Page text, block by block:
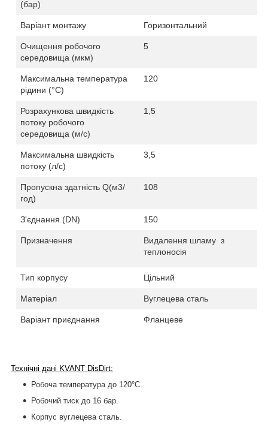
(бар)
Варіант монтажу Горизонтальний
Очищення робочого
середовища (мкм)
5
Максимальна температура
рідини (°C)
120
Розрахункова швидкість
потоку робочого
середовища (м/с)
1,5
Максимальна швидкість
потоку (л/c)
3,5
Пропускна здатність Q(м3/
год)
108
З'єднання (DN) 150
Призначення Видалення шламу з
теплоносія
Тип корпусу Цільний
Матеріал Вуглецева сталь
Варіант приєднання Фланцеве
Технічні дані KVANT DisDirt:
Робоча температура до 120°С.
Робочий тиск до 16 бар.
Корпус вуглецева сталь.